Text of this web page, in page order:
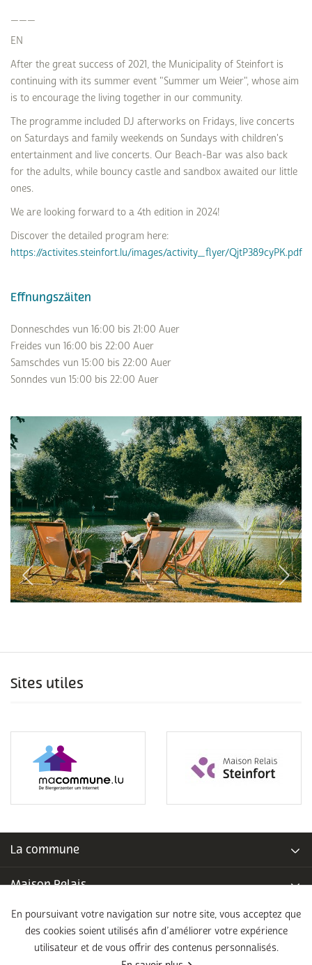
EN
After the great success of 2021, the Municipality of Steinfort is
continuing with its summer event "Summer um Weier", whose aim
is to encourage the living together in our community.
The programme included DJ afterworks on Fridays, live concerts
on Saturdays and family weekends on Sundays with children's
entertainment and live concerts. Our Beach-Bar was also back
for the adults, while bouncy castle and sandbox awaited our little
ones.
We are looking forward to a 4th edition in 2024!
Discover the detailed program here:
https://activites.steinfort.lu/images/activity_flyer/QjtP389cyPK.pdf
Effnungszäiten
Donneschdes vun 16:00 bis 21:00 Auer
Freides vun 16:00 bis 22:00 Auer
Samschdes vun 15:00 bis 22:00 Auer
Sonndes vun 15:00 bis 22:00 Auer
Sites utiles
La commune
Maison Relais
Piscine communale
École fondamentale
En poursuivant votre navigation sur notre site, vous acceptez que
des cookies soient utilisés afin d’améliorer votre expérience
utilisateur et de vous offrir des contenus personnalisés.